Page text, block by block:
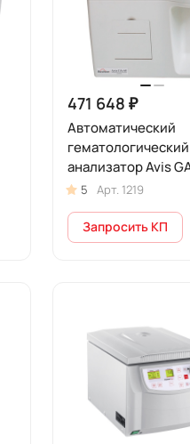
471 648 ₽
Автоматический
гематологический
анализатор Avis
5 Арт. 1219
Запросить КП